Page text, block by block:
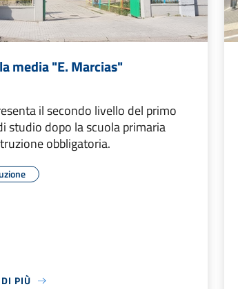
media "E. Marcias"
il secondo livello del primo
studio dopo la scuola primaria
obbligatoria.
PIÙ